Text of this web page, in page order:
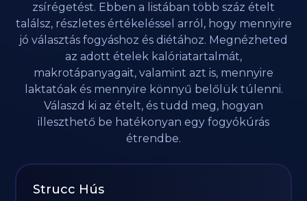
zsírégetést. Ebben a listában több száz ételt
találsz, részletes értékeléssel arról, hogy mennyire
jó választás fogyáshoz és diétához. Megnézheted
az adott ételek kalóriatartalmát,
makrotápanyagait, valamint azt is, mennyire
laktatóak és mennyire könnyű belőlük túlenni.
Válaszd ki az ételt, és tudd meg, hogyan
illeszthető be hatékonyan egy fogyókúrás
étrendbe.
Strucc Hús